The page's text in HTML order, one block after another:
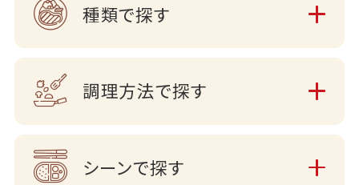
種類で探す
調理方法で探す
シーンで探す